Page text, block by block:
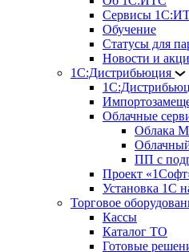
Сервисы
Обучение
Статусы для
Новости и
1С:Дистрибьюция
Облачные
Облака
ПП с
Проект
Установка 1С
Торговое
Кассы
Каталог ТО
Готовые